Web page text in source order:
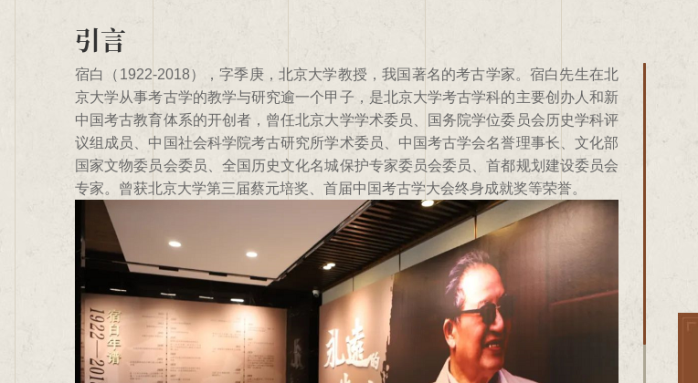
第一单元：我只是一个北大教员 第二单元：尽一个学者的本分 第三单元：云冈情 结语
引言
宿白（1922-2018），字季庚，北京大学教授，我国著名的考古学家。宿白先生在北
京大学从事考古学的教学与研究逾一个甲子，是北京大学考古学科的主要创办人和新
中国考古教育体系的开创者，曾任北京大学学术委员、国务院学位委员会历史学科评
议组成员、中国社会科学院考古研究所学术委员、中国考古学会名誉理事长、文化部
国家文物委员会委员、全国历史文化名城保护专家委员会委员、首都规划建设委员会
专家。曾获北京大学第三届蔡元培奖、首届中国考古学大会终身成就奖等荣誉。
第一单元：我只是一个北大教员
宿白先生是北京大学考古学科的主要创办人，主持创设完整的中国考古学课程体系，
先生主讲的多门核心课程，广为兄弟院校考古专业借鉴，在中国考古学学科的教学与
实践方面起到引领作用。他因此被称为文物考古界“永远的老师”。先生指导了多位留
学生，曾担任美国洛杉矶加州大学客座教授，系统讲授中国考古学课程，产生了深远
的国际影响。常有媒体希望采访他，宿白先生总是婉拒，并谦逊地说：“我只是一个
北大教员。”
第二单元：尽一个学者的本分
宿白先生建立了中国历史时期考古学的学科体系，是开创学科、淹博贯通的一代宗
师。他以一己之力，拓展了历史时期考古的多个领域，举凡城市、墓葬、手工业、宗
教遗存、古代建筑、中外交流以及版本目录等，先生均有开创或拓展之功，后学得以
循径拾阶而入。他出版有《白沙宋墓》、《唐宋时期的雕版印刷》、《藏传佛教寺院
考古》、《中国石窟寺研究》、《魏晋南北朝唐宋考古文稿辑丛》、宿白未刊讲稿系
列等著作，被誉为“百科全书式的教授”。
第三单元：云冈情
宿白先生与云冈石窟的情结始于20世纪40年代，他在北京大学求学期间曾利用假期
游览了云冈石窟，深为“真容巨壮，世法所稀”的云冈石窟造像所吸引。此后，先生在
参加整理北大图书馆善本书籍时，发现了2100余字的《大金西京武州山重修大石窟
寺碑》，该碑文所述自唐迄金云冈的兴修设置，有极高的史料。建国初，宿白先生作
为新中国组织的第一次大规模的雁北文物考察团的成员，他再次来到云冈考察。此后
半个多世纪的教学与研究生涯中宿白先生一直关注云冈石窟。
结语
宿白先生将他的全部精力奉献给了中国考古事业。他尽一个学者之所能，报效了他的祖
国。他是一座永远的灯塔，指引后学前行的方向。先生是一位纯净的学者，他历经中国社
会翻天覆地的变革，始终沉浸在中国考古学的教学和学术之中，以学生培养和学术研究为
己任；先生是一位永远的师者，他是杰出的教育家，是新中国考古教育体系的创建者，中
国文物考古界“永远的老师”；先生是一位至善的智者，他博古通今、学贯中西，通透历史
文化的复杂性和中国考古学的独特性，为往圣继绝学，为民族立根基。先生之风，山高水
长；先生远去，风范长存！